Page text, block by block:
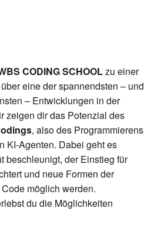
CODING SCHOOLzu einer
eine der spannendsten – und
– Entwicklungen in der
zeigen dir das Potenzial des
, also des Programmierens
KI-Agenten. Dabei geht es
beschleunigt, der Einstieg für
und neue Formen der
möglich werden.
du die Möglichkeiten